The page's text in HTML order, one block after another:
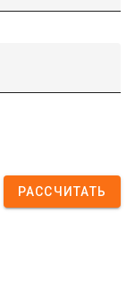
РАССЧИТАТЬ